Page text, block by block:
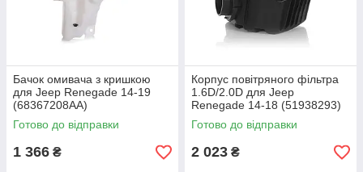
Бачок омивача з кришкою
для Jeep Renegade 14-19
(68367208AA)
Готово до відправки
1 366 ₴
Корпус повітряного фільтра
1.6D/2.0D для Jeep
Renegade 14-18 (51938293)
(68249653AA)
Готово до відправки
2 023 ₴